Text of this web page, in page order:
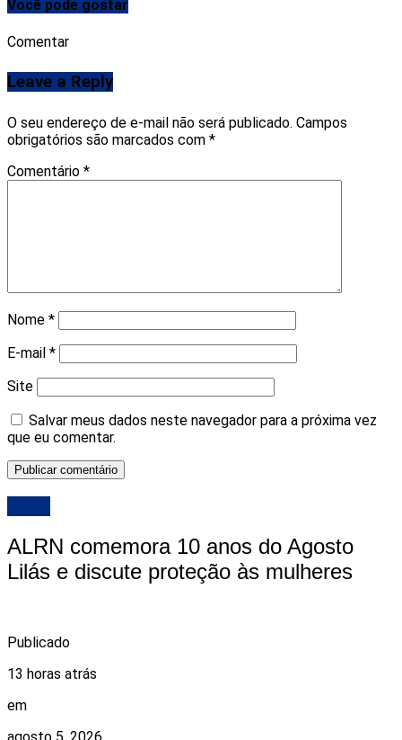
Você pode gostar
Comentar
Leave a Reply
O seu endereço de e-mail não será publicado. Campos
obrigatórios são marcados com *
Comentário *
Nome *
E-mail *
Site
Salvar meus dados neste navegador para a próxima vez
que eu comentar.
ALRN comemora 10 anos do Agosto
Lilás e discute proteção às mulheres
Publicado
13 horas atrás
em